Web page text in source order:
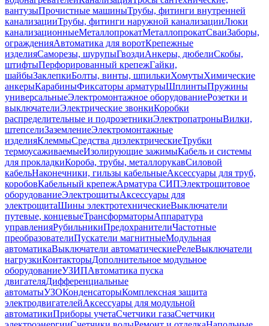
вантузыПрочистные машиныТрубы, фитинги внутренней
канализацииТрубы, фитинги наружной канализацииЛюки
канализационныеМеталлопрокатМеталлопрокатСваиЗаборы,
огражденияАвтоматика для воротКрепежные
изделияСаморезы, шурупыГвоздиАнкеры, дюбелиСкобы,
штифтыПерфорированный крепежГайки,
шайбыЗаклепкиБолты, винты, шпилькиХомутыХимические
анкерыКарабиныФиксаторы арматурыШплинтыПружины
универсальныеЭлектромонтажное оборудованиеРозетки и
выключателиЭлектрические звонкиКоробки
распределительные и подрозетникиЭлектропатроныВилки,
штепселиЗаземлениеЭлектромонтажные
изделияКлеммыСредства диэлектрическиеТрубки
термоусаживаемыеИзолирующие зажимыКабель и системы
для прокладкиКороба, трубы, металлорукавСиловой
кабельНаконечники, гильзы кабельныеАксессуары для труб,
коробовКабельный крепежАрматура СИПЭлектрощитовое
оборудованиеЭлектрощитыАксессуары для
электрощитаШины электротехническиеВыключатели
путевые, концевыеТрансформаторыАппаратура
управленияРубильникиПредохранителиЧастотные
преобразователиПускатели магнитныеМодульная
автоматикаВыключатели автоматическиеРелеВыключатели
нагрузкиКонтакторыДополнительное модульное
оборудованиеУЗИПАвтоматика пуска
двигателяДифференциальные
автоматыУЗОКонденсаторыКомплексная защита
электродвигателейАксессуары для модульной
автоматикиПриборы учетаСчетчики газаСчетчики